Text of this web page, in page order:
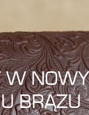
W
BRĄZU